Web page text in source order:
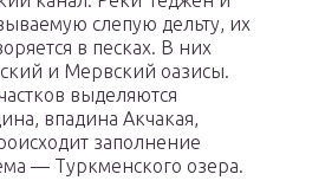
слепую дельту, их
в песках. В них
и Мервский оазисы.
выделяются
впадина Акчакая,
заполнение
— Туркменского озера.